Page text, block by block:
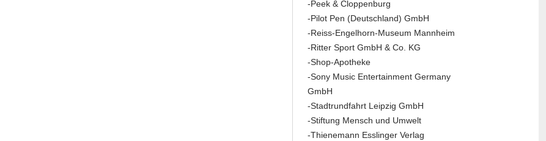
-Peek & Cloppenburg
-Pilot Pen (Deutschland) GmbH
-Reiss-Engelhorn-Museum Mannheim
-Ritter Sport GmbH & Co. KG
-Shop-Apotheke
-Sony Music Entertainment Germany
GmbH
-Stadtrundfahrt Leipzig GmbH
-Stiftung Mensch und Umwelt
-Thienemann Esslinger Verlag